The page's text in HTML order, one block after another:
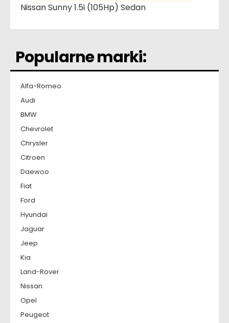
Nissan Sunny 1.5i (105Hp) Sedan
Popularne marki:
Alfa-Romeo
Audi
BMW
Chevrolet
Chrysler
Citroen
Daewoo
Fiat
Ford
Hyundai
Jaguar
Jeep
Kia
Land-Rover
Nissan
Opel
Peugeot